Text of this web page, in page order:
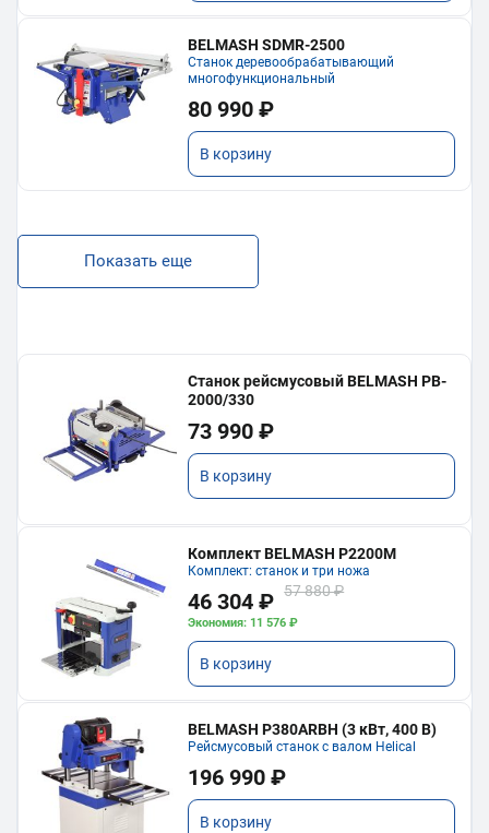
BELMASH SDMR-2500
Станок деревообрабатывающий
многофункциональный
80 990 ₽
В корзину
Показать еще
Станок рейсмусовый BELMASH PB-
2000/330
73 990 ₽
В корзину
Комплект BELMASH P2200M
Комплект: станок и три ножа
46 304 ₽ 57 880 ₽
Экономия: 11 576 ₽
В корзину
BELMASH P380ARBH (3 кВт, 400 В)
Рейсмусовый станок с валом Helical
196 990 ₽
В корзину